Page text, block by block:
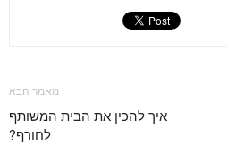
מאמר הבא
איך להכין את הבית המשותף
לחורף?